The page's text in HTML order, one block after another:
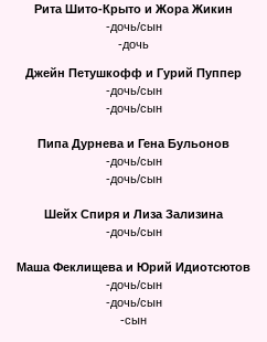
Рита Шито-Крыто и Жора Жикин
-дочь/сын
-дочь
Джейн Петушкофф и Гурий Пуппер
-дочь/сын
-дочь/сын
Пипа Дурнева и Гена Бульонов
-дочь/сын
-дочь/сын
Шейх Спиря и Лиза Зализина
-дочь/сын
Маша Феклищева и Юрий Идиотсютов
-дочь/сын
-дочь/сын
-сын